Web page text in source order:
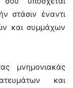
στάσιν έναντι
και συμμάχων
μνημονιακάς
και